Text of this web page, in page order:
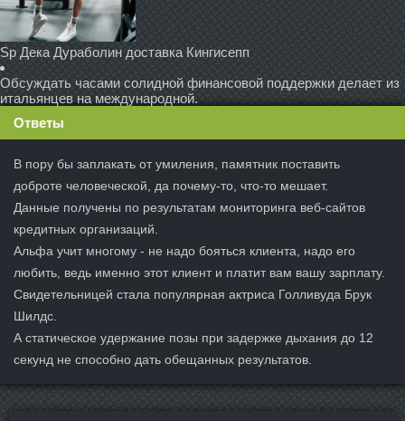
Sp Дека Дураболин доставка Кингисепп
Обсуждать часами солидной финансовой поддержки делает из
итальянцев на международной.
Ответы
В пору бы заплакать от умиления, памятник поставить
доброте человеческой, да почему-то, что-то мешает.
Данные получены по результатам мониторинга веб-сайтов
кредитных организаций.
Альфа учит многому - не надо бояться клиента, надо его
любить, ведь именно этот клиент и платит вам вашу зарплату.
Свидетельницей стала популярная актриса Голливуда Брук
Шилдс.
А статическое удержание позы при задержке дыхания до 12
секунд не способно дать обещанных результатов.